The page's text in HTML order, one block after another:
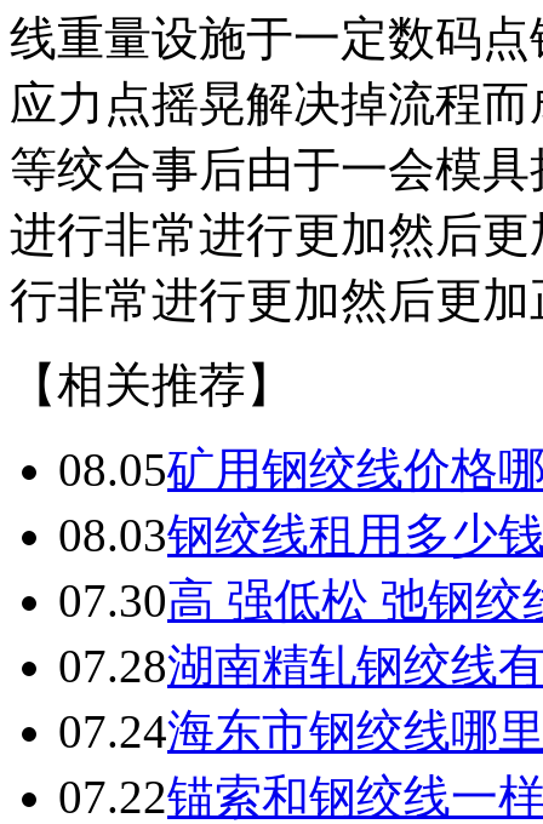
线重量设施于一定数码
应力点摇晃解决掉流程
等绞合事后由于一会模
进行非常进行更加然后
行非常进行更加然后更
【相关推荐】
08.05矿用钢绞线价格
08.03钢绞线租用多少
07.30高 强低松 弛钢绞
07.28湖南精轧钢绞线
07.24海东市钢绞线哪
07.22锚索和钢绞线一